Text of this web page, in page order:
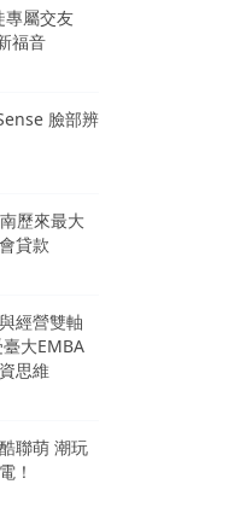
專屬交友
福音
臉部辨
歷來最大
貸款
經營雙軸
大EMBA
思維
聯萌 潮玩
！